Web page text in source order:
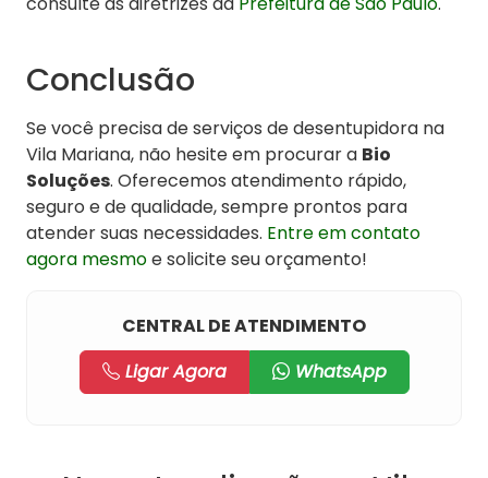
Conclusão
Se você precisa de serviços de desentupidora na
Vila Mariana, não hesite em procurar a Bio
Soluções. Oferecemos atendimento rápido,
seguro e de qualidade, sempre prontos para
atender suas necessidades. Entre em contato
agora mesmoe solicite seu orçamento!
CENTRAL DE ATENDIMENTO
Ligar Agora
WhatsApp